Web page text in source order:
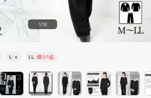
1/18
L × LL 残り1点